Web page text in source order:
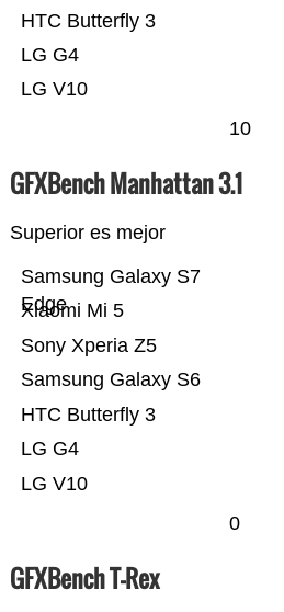
LG V10
LG G4
HTC Butterfly 3
10
GFXBench Manhattan 3.1
Superior es mejor
LG V10
LG G4
HTC Butterfly 3
Samsung Galaxy S6
Sony Xperia Z5
Xiaomi Mi 5
Samsung Galaxy S7
Edge
0
GFXBench T-Rex